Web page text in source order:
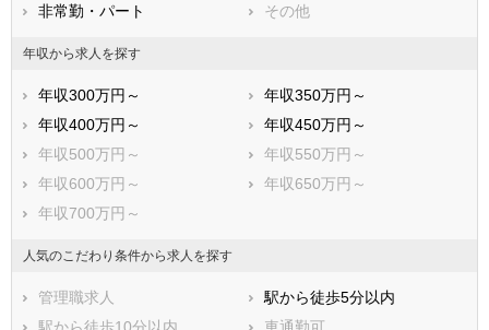
非常勤・パート
その他
年収から求人を探す
年収300万円～
年収350万円～
年収400万円～
年収450万円～
年収500万円～
年収550万円～
年収600万円～
年収650万円～
年収700万円～
人気のこだわり条件から求人を探す
管理職求人
駅から徒歩5分以内
駅から徒歩10分以内
車通勤可